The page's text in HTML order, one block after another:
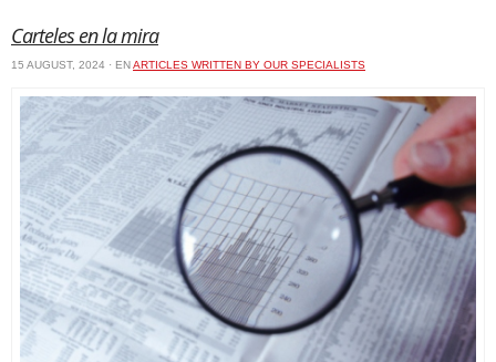
Carteles en la mira
15 AUGUST, 2024 · ENARTICLES WRITTEN BY OUR SPECIALISTS